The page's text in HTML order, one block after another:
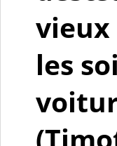
vieux
les